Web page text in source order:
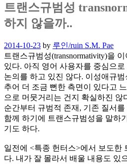
트랜스규범성
하지 않을까..
Posted
on
2014-10-23 by 루인/ruin S.M. Pae
트랜스규범성(transnormativity)을
있다. 아직 영어 사용자를 중심으로
논의를 하고 있진 않다. 이성애규범
추어 더 조금 뻔한 측면이 있다고
으로 머뭇거리는 건지 확실하진 않
순간부터 규범적 존재, 기존 질서
함께 하기에 트랜스규범성을 말하
기도 하다.
일전에 <특종 헌터스>에서 보도한
다. 내가 잘 몰라서 배울 내용도 있